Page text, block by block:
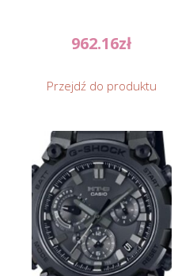
962.16zł
Przejdź do produktu